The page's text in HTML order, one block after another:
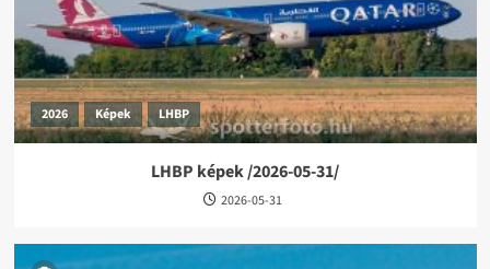
2026 Képek LHBP
LHBP képek /2026-05-31/
2026-05-31